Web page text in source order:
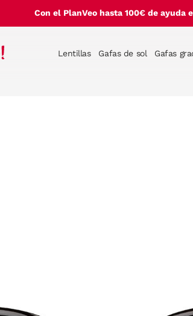
Con el PlanVeo hasta 100€ de ayuda
Lentillas Gafas de sol Gafas